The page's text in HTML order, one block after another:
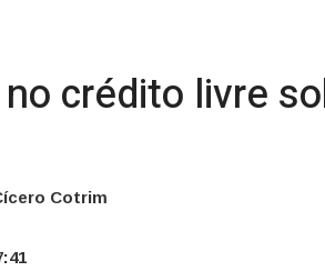
crédito livre
Cotrim